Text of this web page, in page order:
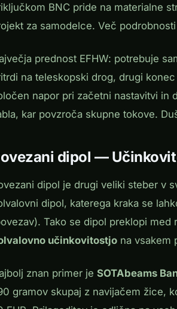
BNC pride na materialne
za samodelce. Več
prednost EFHW: potrebuje
na teleskopski drog, drugi
napor pri začetni nastavitvi in
kar povzroča skupne tokove.
dipol —
dipol je drugi veliki steber v
dipol, katerega kraka se
Tako se dipol preklopi
učinkovitostjo na vsakem
znan primer je SOTAbeams
gramov skupaj z navijačem žice,